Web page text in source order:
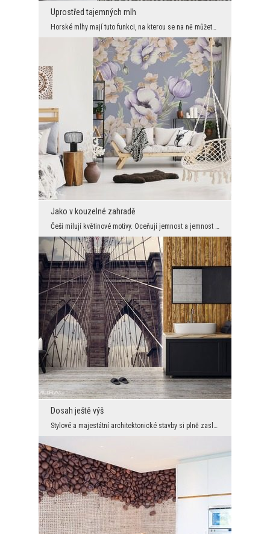
Uprostřed tajemných mlh
Horské mlhy mají tuto funkci, na kterou se na ně můžete dívat celé hodiny, vždy s nimi radost. Ne...
Jako v kouzelné zahradě
Češi milují květinové motivy. Oceňují jemnost a jemnost i neobvyklé barvy. Překvapuje tedy někdo ...
Dosah ještě výš
Stylové a majestátní architektonické stavby si plně zaslouží, aby se staly hlavními prvky dekorac...